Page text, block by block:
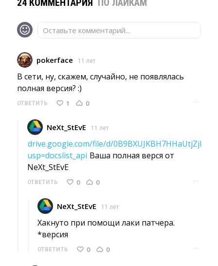
24 КОММЕНТАРИЯ ПО ЛАЙКАМ
Оставьте комментарий...
pokerface 11 лет
В сети, ну, скажем, случайно, не появлялась
полная версия? :)
ОТВЕТИТЬ 1 0 ···
NeXt_StEvE 11 лет
drive.google.com/file/d/
usp=docslist_api Ваша полная верся от
NeXt_StEvE
ОТВЕТИТЬ 0 0 ···
NeXt_StEvE 11 лет
Хакнуто при помощи лаки патчера.
*версия
ОТВЕТИТЬ 0 0 ···